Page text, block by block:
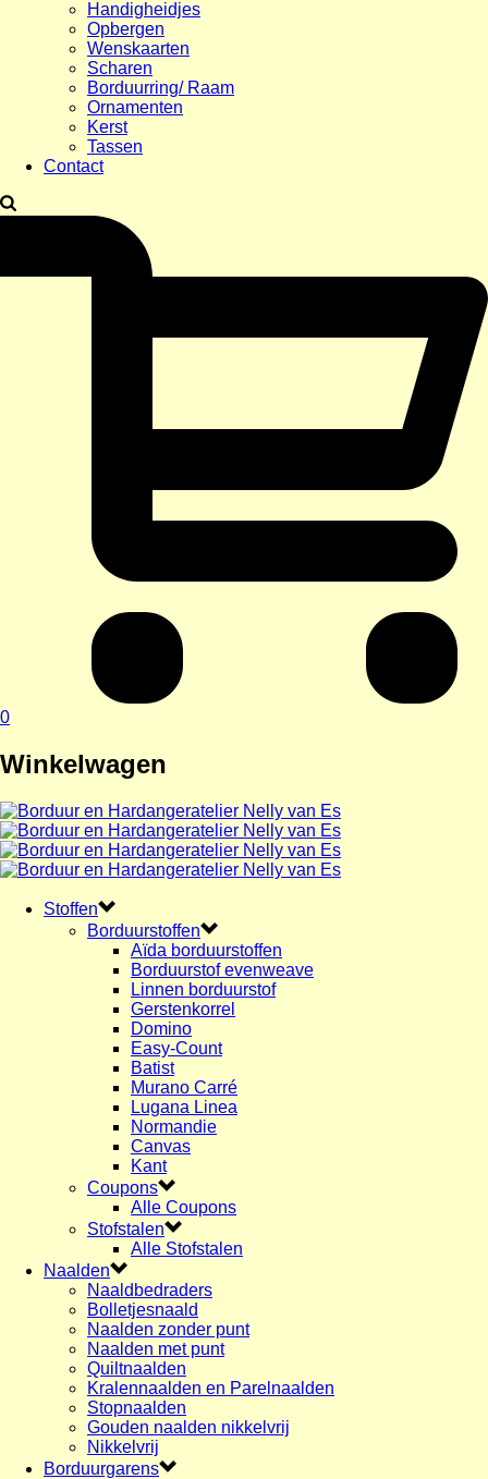
Handigheidjes
Opbergen
Wenskaarten
Scharen
Borduurring/ Raam
Ornamenten
Kerst
Tassen
Contact
0
Winkelwagen
Stoffen
Borduurstoffen
Aïda borduurstoffen
Borduurstof evenweave
Linnen borduurstof
Gerstenkorrel
Domino
Easy-Count
Batist
Murano Carré
Lugana Linea
Normandie
Canvas
Kant
Coupons
Alle Coupons
Stofstalen
Alle Stofstalen
Naalden
Naaldbedraders
Bolletjesnaald
Naalden zonder punt
Naalden met punt
Quiltnaalden
Kralennaalden en Parelnaalden
Stopnaalden
Gouden naalden nikkelvrij
Nikkelvrij
Borduurgarens